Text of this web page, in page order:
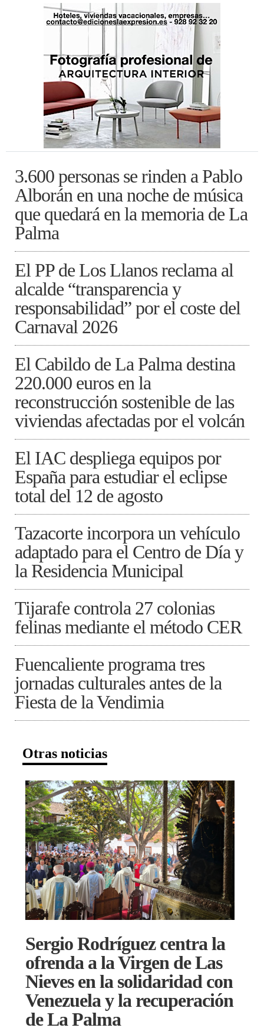
3.600 personas se rinden a Pablo
Alborán en una noche de música
que quedará en la memoria de La
Palma
El PP de Los Llanos reclama al
alcalde “transparencia y
responsabilidad” por el coste del
Carnaval 2026
El Cabildo de La Palma destina
220.000 euros en la
reconstrucción sostenible de las
viviendas afectadas por el volcán
El IAC despliega equipos por
España para estudiar el eclipse
total del 12 de agosto
Tazacorte incorpora un vehículo
adaptado para el Centro de Día y
la Residencia Municipal
Tijarafe controla 27 colonias
felinas mediante el método CER
Fuencaliente programa tres
jornadas culturales antes de la
Fiesta de la Vendimia
Otras noticias
Sergio Rodríguez centra la
ofrenda a la Virgen de Las
Nieves en la solidaridad con
Venezuela y la recuperación
de La Palma